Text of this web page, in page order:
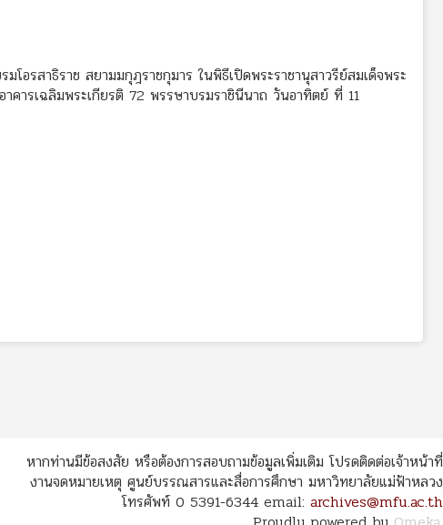
โอรสาธิราช สยามมกุฎราชกุมาร ในพิธีเปิดพระราชานุสาวรีย์สมเด็จพระ
คารเฉลิมพระเกียรติ 72 พรรษาบรมราชินีนาถ วันอาทิตย์ ที่ 11
หากท่านมีข้อสงสัย หรือต้องการสอบถามข้อมูลเพิ่มเติม โปรดติดต่อเจ้าหน้าที่
งานจดหมายเหตุ ศูนย์บรรณสารและสื่อการศึกษา มหาวิทยาลัยแม่ฟ้าหลวง
โทรศัพท์ 0 5391-6344 email: archives@mfu.ac.th